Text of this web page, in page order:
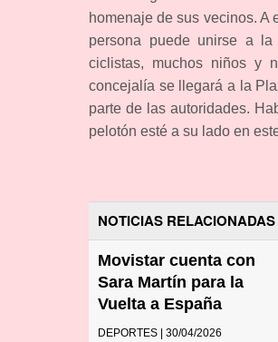
homenaje de sus vecinos. A
persona puede unirse a
ciclistas, muchos niños y
concejalía se llegará a la
parte de las autoridades.
pelotón esté a su lado en
NOTICIAS RELACIONADAS
Movistar cuenta con
Sara Martín para la
Vuelta a España
DEPORTES | 30/04/2026